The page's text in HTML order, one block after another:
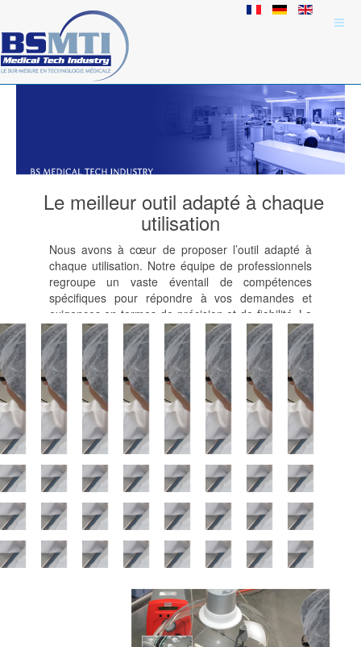
Le meilleur outil adapté à chaque
utilisation
Nous avons à cœur de proposer l’outil adapté à
chaque utilisation. Notre équipe de professionnels
regroupe un vaste éventail de compétences
spécifiques pour répondre à vos demandes et
exigences en termes de précision et de fiabilité. La
vraie richesse de notre société réside dans son
personnel hautement qualifié et polyvalent, aguerri
aux challenges techniques de notre temps.